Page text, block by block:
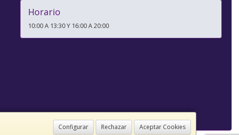
Configurar Rechazar Aceptar Cookies
Horario
10:00 A 13:30 Y 16:00 A 20:00